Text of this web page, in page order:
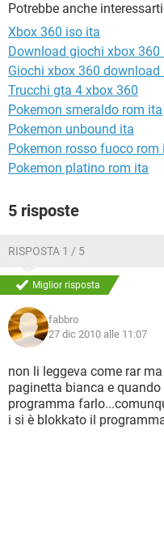
Potrebbe anche
Xbox 360 iso ita
Download giochi xbox 360
Giochi xbox 360 download
Trucchi gta 4 xbox 360
Pokemon smeraldo rom ita
Pokemon unbound ita
Pokemon rosso fuoco rom
Pokemon platino rom ita
5 risposte
RISPOSTA 1 / 5
Miglior risposta
fabbro
27 dic 2010 alle 11:07
non li leggeva come rar
paginetta bianca e
programma
i si è blokkato il